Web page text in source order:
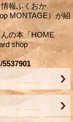
報ふくおか
MONTAGE）が紹
の本「HOME
shop